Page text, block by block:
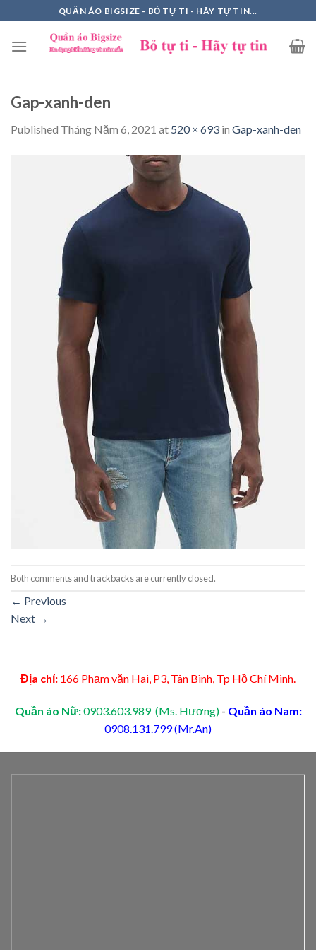
to
content
QUẦN ÁO BIGSIZE - BỎ TỰ TI - HÃY TỰ TIN...
Gap-xanh-den
Published Tháng Năm 6, 2021 at 520 × 693 in Gap-xanh-den
Both comments and trackbacks are currently closed.
← Previous
Next →
Địa chỉ: 166 Phạm văn Hai, P3, Tân Bình, Tp Hồ Chí Minh.
Quần áo Nữ:0903.603.989 (Ms. Hương) - Quần áo Nam:
0908.131.799 (Mr.An)